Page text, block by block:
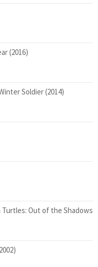
(2016)
Soldier (2014)
Out of the Shadows